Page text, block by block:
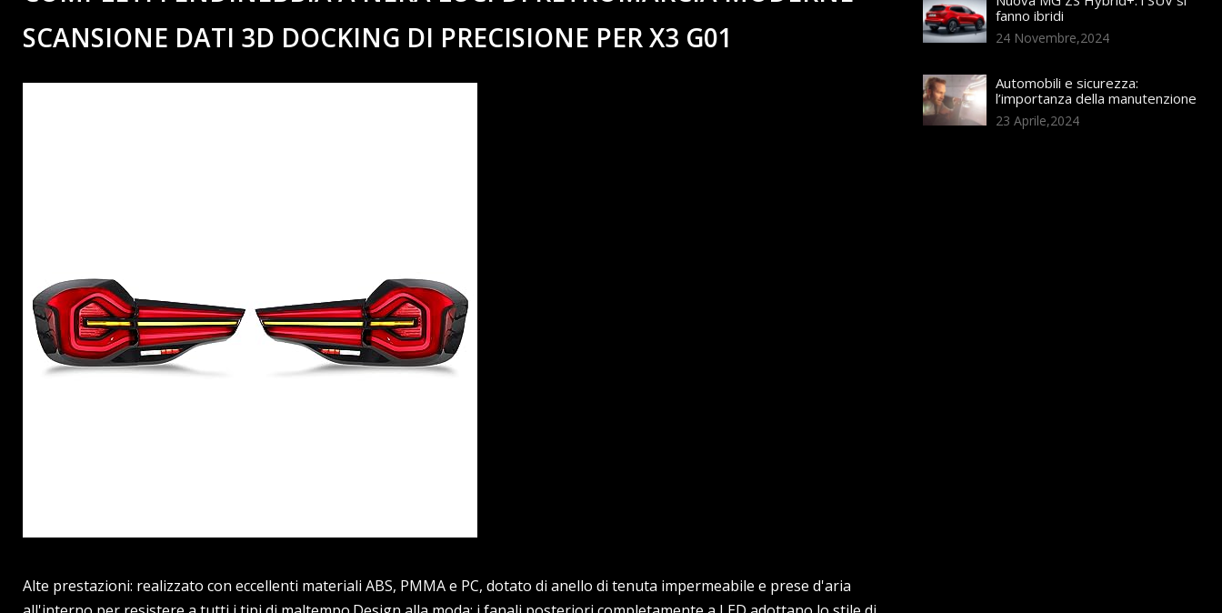
SCANSIONE DATI 3D DOCKING DI PRECISIONE PER X3 G01
Alte prestazioni: realizzato con eccellenti materiali ABS, PMMA e PC, dotato di anello di tenuta impermeabile e prese d'aria
fanno ibridi
24 Novembre,2024
Automobili e sicurezza:
l’importanza della manutenzione
23 Aprile,2024